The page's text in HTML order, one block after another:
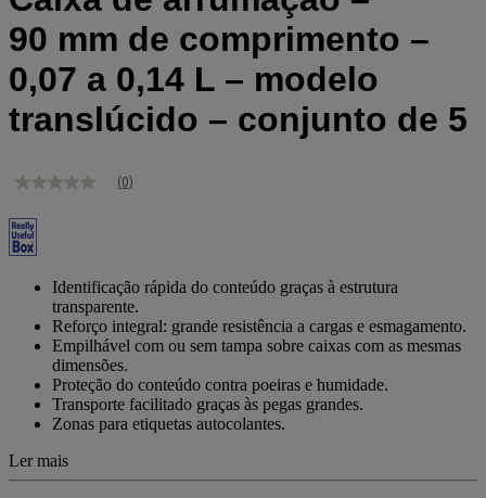
90 mm de comprimento –
0,07 a 0,14 L – modelo
translúcido – conjunto de 5
Sem
de
classificação
Link
mesma
página.
(0)
Identificação rápida do conteúdo graças à estrutura
transparente.
Reforço integral: grande resistência a cargas e esmagamento.
Empilhável com ou sem tampa sobre caixas com as mesmas
dimensões.
Proteção do conteúdo contra poeiras e humidade.
Transporte facilitado graças às pegas grandes.
Zonas para etiquetas autocolantes.
Ler mais